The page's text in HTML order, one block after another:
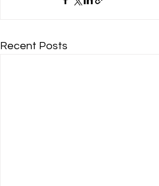
Recent Posts